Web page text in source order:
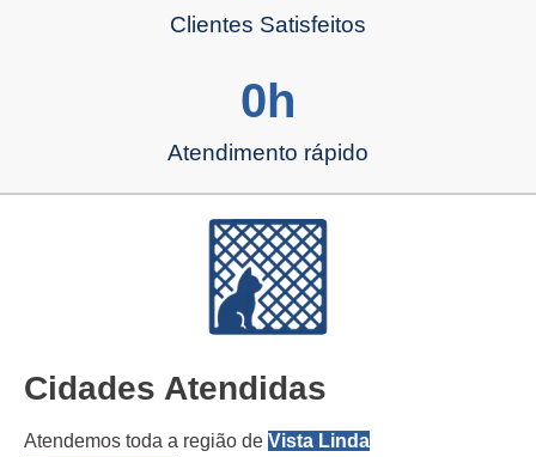
Clientes Satisfeitos
Atendimento rápido
0h
Cidades Atendidas
Atendemos toda a região de Vista Linda